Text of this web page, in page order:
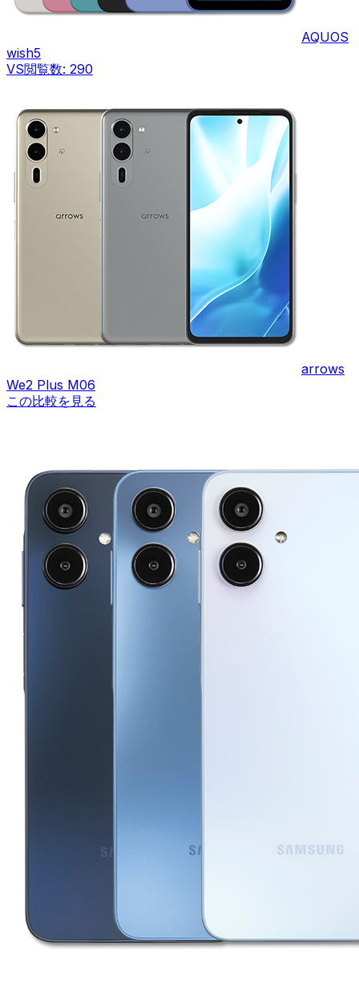
AQUOS
wish5
VS閲覧数: 290
arrows
We2 Plus M06
この比較を見る